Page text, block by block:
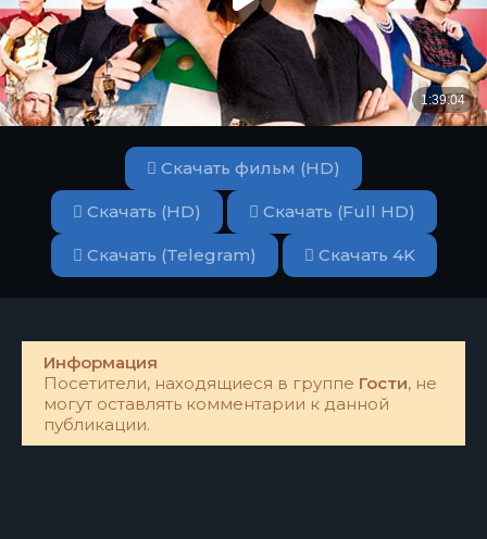
Скачать фильм (HD)
Скачать (HD) Скачать (Full HD)
Скачать (Telegram) Скачать 4K
Информация
Посетители, находящиеся в группе Гости, не
могут оставлять комментарии к данной
публикации.